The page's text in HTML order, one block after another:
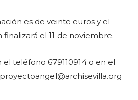
es de veinte euros y el
el 11 de noviembre.
teléfono 679110914 o en el